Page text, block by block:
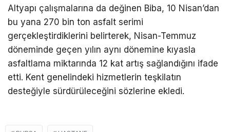
Altyapı çalışmalarına da değinen Biba, 10 Nisan’dan
bu yana 270 bin ton asfalt serimi
gerçekleştirdiklerini belirterek, Nisan-Temmuz
döneminde geçen yılın aynı dönemine kıyasla
asfaltlama miktarında 12 kat artış sağlandığını ifade
etti. Kent genelindeki hizmetlerin teşkilatın
desteğiyle sürdürüleceğini sözlerine ekledi.